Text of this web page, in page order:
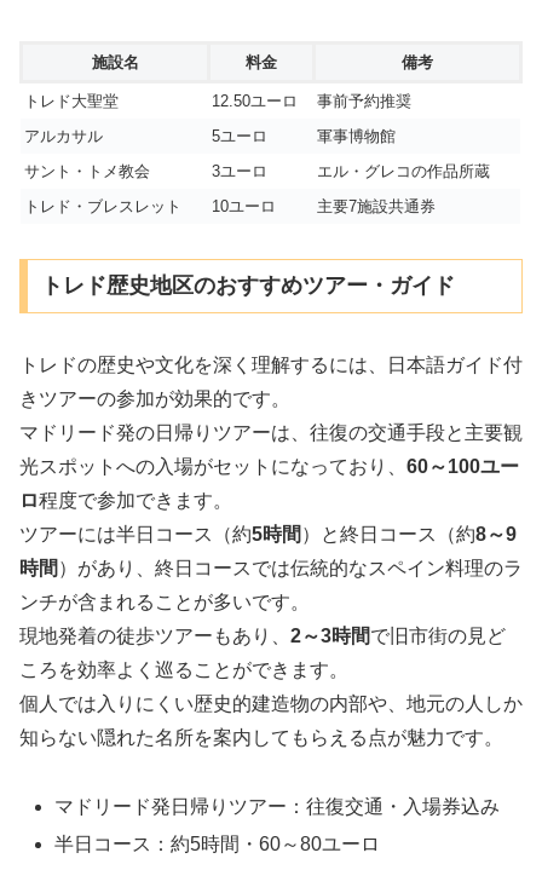
施設名 料金 備考
トレド大聖堂 12.50ユーロ
事前予約推奨
アルカサル
5ユーロ
軍事博物館
サント・トメ教会
3ユーロ
エル・グレコの作品所蔵
トレド・ブレスレット
10ユーロ 主要7施設共通券
トレド歴史地区のおすすめツアー・ガイド
トレドの歴史や文化を深く理解するには、日本語ガイド付
きツアーの参加が効果的です。
マドリード発の日帰りツアーは、往復の交通手段と主要観
光スポットへの入場がセットになっており、 60～100ユー
ロ程度で参加できます。
ツアーには半日コース（約5時間 ）と終日コース（約8～9
時間 ）があり、終日コースでは伝統的なスペイン料理のラ
ンチが含まれることが多いです。
現地発着の徒歩ツアーもあり、 2～3時間で旧市街の見ど
ころを効率よく巡ることができます。
個人では入りにくい歴史的建造物の内部や、地元の人しか
知らない隠れた名所を案内してもらえる点が魅力です。
マドリード発日帰りツアー：往復交通・入場券込み
半日コース：約5時間・60～80ユーロ